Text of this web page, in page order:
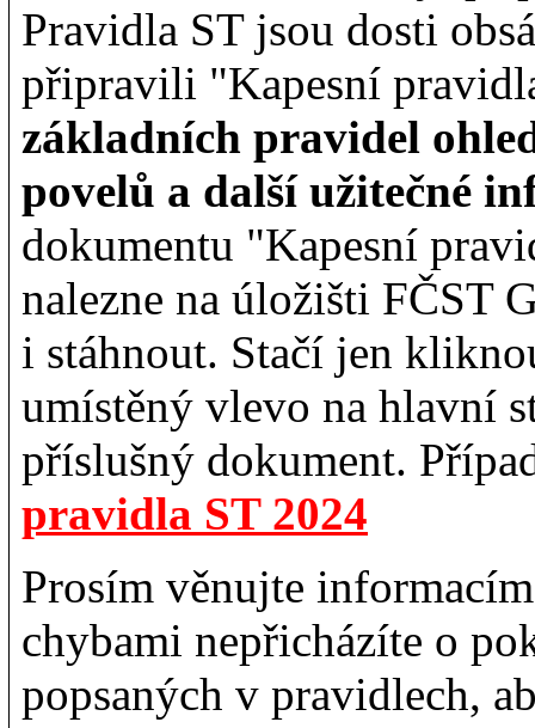
Pravidla ST jsou dosti
připravili "Kapesní
základních pravidel
povelů a další užitečné
dokumentu "Kapesní
nalezne na úložišti FČST
i stáhnout. Stačí jen
umístěný vlevo na hlavní
příslušný dokument.
pravidla ST 2024
Prosím věnujte
chybami nepřicházíte o
popsaných v pravidlech,